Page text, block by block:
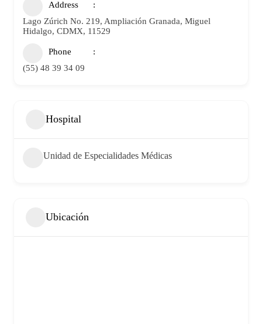
Address
Lago Zúrich No. 219, Ampliación Granada, Miguel
Hidalgo, CDMX, 11529
Phone
(55) 48 39 34 09
Hospital
Unidad de Especialidades Médicas
Ubicación